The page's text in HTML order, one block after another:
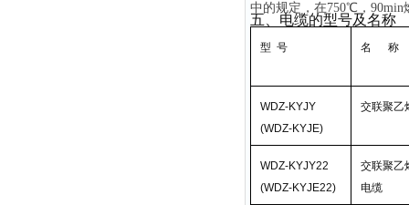
中的规定，在750℃， 90min
五、电缆的型号及名称
型 号 名 称
WDZ-KYJY
(WDZ-KYJE)
交联聚乙
WDZ-KYJY22
(WDZ-KYJE22)
交联聚乙
电缆